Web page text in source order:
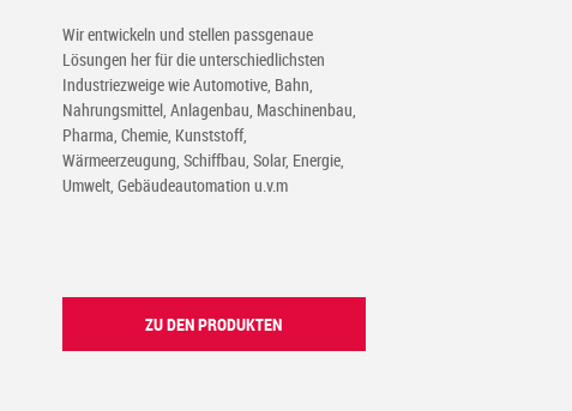
Wir entwickeln und stellen passgenaue
Lösungen her für die unterschiedlichsten
Industriezweige wie Automotive, Bahn,
Nahrungsmittel, Anlagenbau, Maschinenbau,
Pharma, Chemie, Kunststoff,
Wärmeerzeugung, Schiffbau, Solar, Energie,
Umwelt, Gebäudeautomation u.v.m
ZU DEN PRODUKTEN